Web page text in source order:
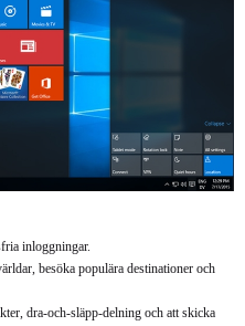
inloggningar.
besöka populära destinationer och
dra-och-släpp-delning och att skicka